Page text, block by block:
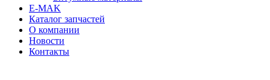
E-MAK
Каталог запчастей
О компании
Новости
Контакты